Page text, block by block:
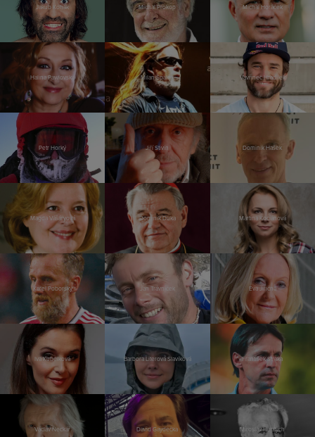
Jakub Kohák Michal Prokop Michal Horáček
Halina Pawlovská Milan Špalek Vavřinec Hradilek
Petr Horký Jiří Stivín Dominik Hašek
Magda Vášáryová Dominik Duka Martina Kociánová
Karel Poborský Jan Trávníček Eva Jiřičná
Iva Kubelková Barbora Literová Slavíková František Straka
Václav Neckář David Gaydečka Miroslav Huptych